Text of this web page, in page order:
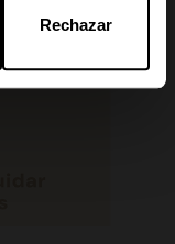
Rechazar